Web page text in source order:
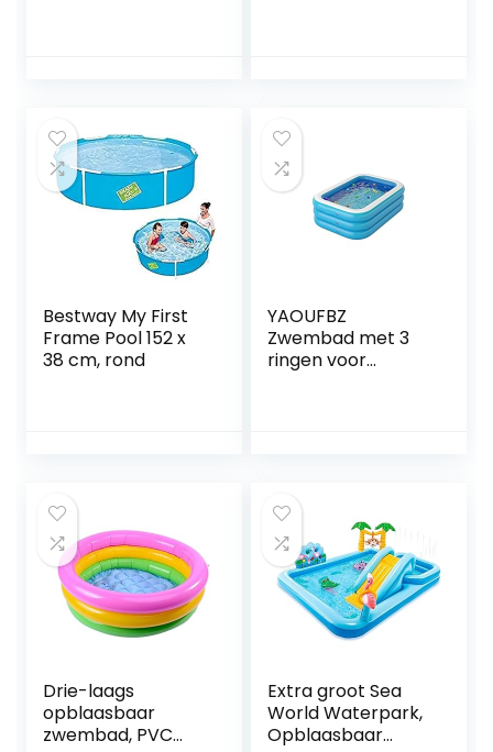
walspray,
watersproeier
Bestway My First
Frame Pool 152 x
38 cm, rond
YAOUFBZ
Zwembad met 3
ringen voor
kinderbadje
Drie-laags
opblaasbaar
zwembad, PVC
Extra groot Sea
World Waterpark,
Opblaasbaar